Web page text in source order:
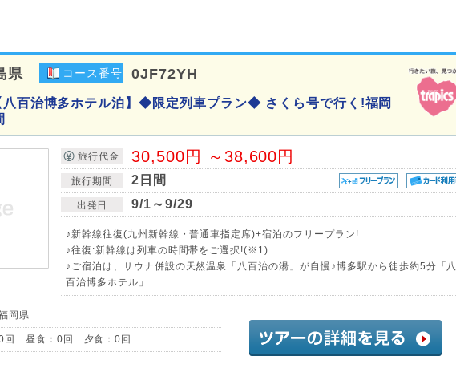
県 コース番号 0JF72YH
百治博多ホテル泊】◆限定列車プラン◆ さくら号で行く!福岡
旅行代金 30,500円 ～38,600円
旅行期間 2日間
出発日 9/1～9/29
♪新幹線往復(九州新幹線・普通車指定席)+宿泊のフリープラン!
♪往復:新幹線は列車の時間帯をご選択!(※1)
♪ご宿泊は、サウナ併設の天然温泉「八百治の湯」が自慢♪博多駅から徒歩約5分「八
百治博多ホテル」
岡県
回 昼食：0回 夕食：0回